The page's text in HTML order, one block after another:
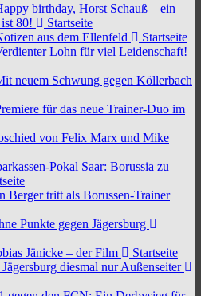
birthday, Horst Schauß – ein
80!
Startseite
aus dem Ellenfeld
Startseite
Lohn für viel Leidenschaft!
neuem Schwung gegen Köllerbach
für das neue Trainer-Duo im
von Felix Marx und Mike
Pokal Saar: Borussia zu
Berger tritt als Borussen-Trainer
Punkte gegen Jägersburg
Jänicke – der Film
Startseite
diesmal nur Außenseiter